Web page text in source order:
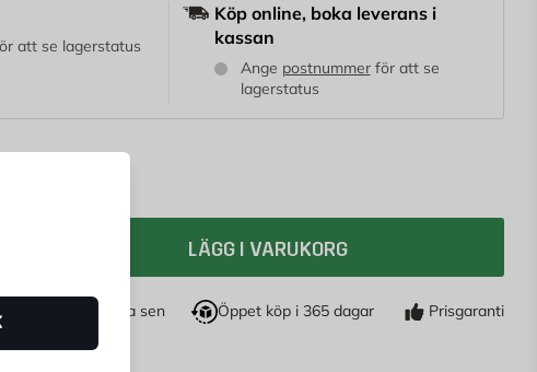
att se lagerstatus
Köp online, boka leverans i
kassan
Ange postnummerför att se
lagerstatus
LÄGG I VARUKORG
Köp nu, betala sen Öppet köp i 365 dagar Prisgaranti